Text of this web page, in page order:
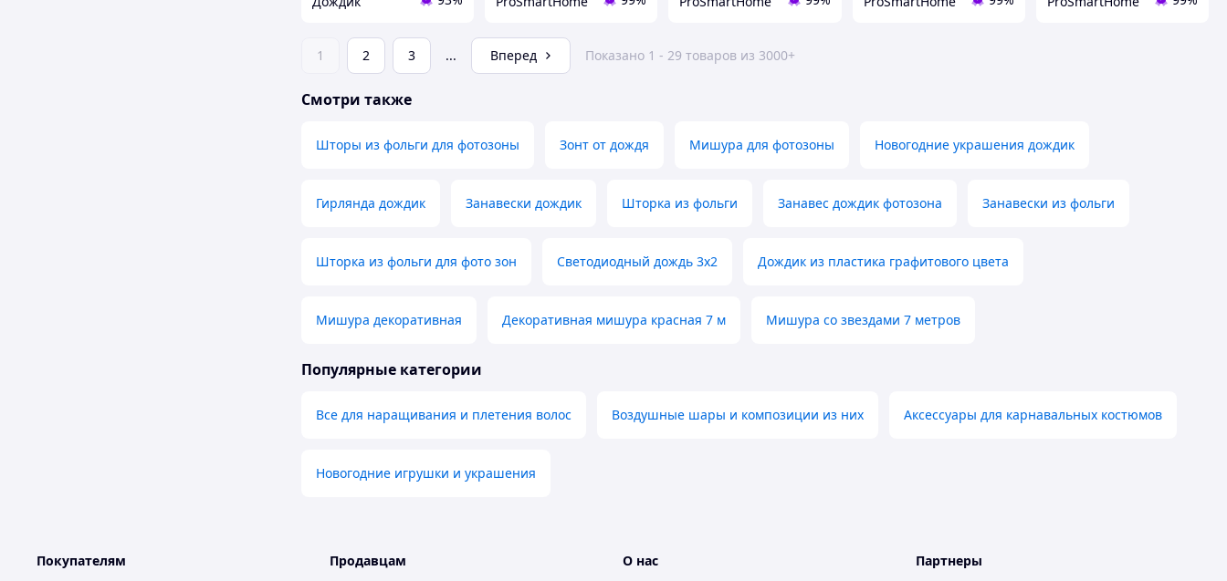
1 2 3 ... Вперед Показано 1 - 29 товаров из 3000+
Смотри также
Шторы из фольги для фотозоны Зонт от дождя Мишура для фотозоны Новогодние украшения дождик
Гирлянда дождик Занавески дождик Шторка из фольги Занавес дождик фотозона Занавески из фольги
Шторка из фольги для фото зон Светодиодный дождь 3х2 Дождик из пластика графитового цвета
Мишура декоративная Декоративная мишура красная 7 м Мишура со звездами 7 метров
Популярные категории
Все для наращивания и плетения волос Воздушные шары и композиции из них Аксессуары для карнавальных костюмов
Новогодние игрушки и украшения
Покупателям Продавцам О нас Партнеры